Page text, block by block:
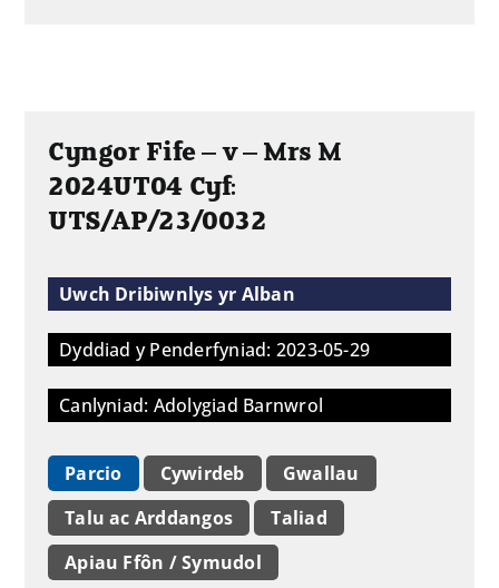
Cyngor Fife – v – Mrs M
2024UT04 Cyf:
UTS/AP/23/0032
Uwch Dribiwnlys yr Alban
Dyddiad y Penderfyniad: 2023-05-29
Canlyniad: Adolygiad Barnwrol
Parcio Cywirdeb
Gwallau
Talu ac Arddangos
Taliad
Apiau Ffôn / Symudol